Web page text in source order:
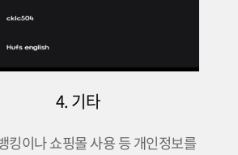
4. 기타
킹이나 쇼핑몰 사용 등 개인정보를